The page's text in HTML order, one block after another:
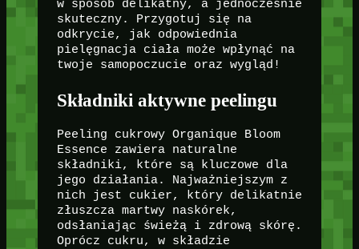
w sposób delikatny, a jednocześnie
skuteczny. Przygotuj się na
odkrycie, jak odpowiednia
pielęgnacja ciała może wpłynąć na
twoje samopoczucie oraz wygląd!
Składniki aktywne peelingu
Peeling cukrowy Organique Bloom
Essence zawiera naturalne
składniki, które są kluczowe dla
jego działania. Najważniejszym z
nich jest cukier, który delikatnie
złuszcza martwy naskórek,
odsłaniając świeżą i zdrową skórę.
Oprócz cukru, w składzie